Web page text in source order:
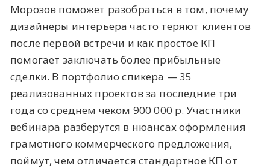
Морозов поможет разобраться в том, почему
дизайнеры интерьера часто теряют клиентов
после первой встречи и как простое КП
помогает заключать более прибыльные
сделки. В портфолио спикера — 35
реализованных проектов за последние три
года со среднем чеком 900 000 р. Участники
вебинара разберутся в нюансах оформления
грамотного коммерческого предложения,
поймут, чем отличается стандартное КП от